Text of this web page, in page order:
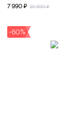
7 990 ₽ 19 990 ₽
-60%